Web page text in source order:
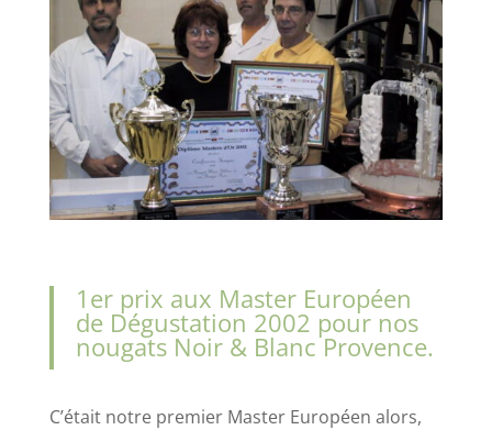
1er prix aux Master Européen
de Dégustation 2002 pour nos
nougats Noir & Blanc Provence.
C’était notre premier Master Européen alors,